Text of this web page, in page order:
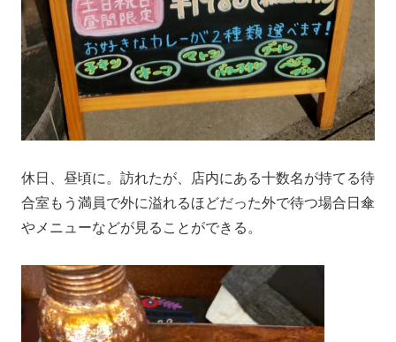
休日、昼頃に。訪れたが、店内にある十数名が持てる待
合室もう満員で外に溢れるほどだった外で待つ場合日傘
やメニューなどが見ることができる。